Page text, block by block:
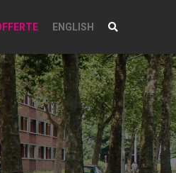
ENGLISH